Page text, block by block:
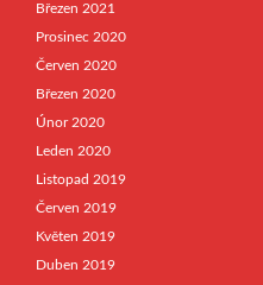
Březen 2021
Prosinec 2020
Červen 2020
Březen 2020
Únor 2020
Leden 2020
Listopad 2019
Červen 2019
Květen 2019
Duben 2019